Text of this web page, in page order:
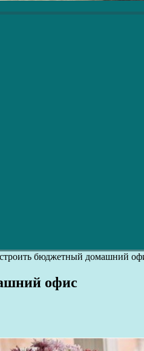
бюджетный домашний
офис